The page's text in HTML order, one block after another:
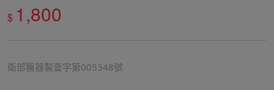
$ 1,800
衛部醫器製壹字第005348號